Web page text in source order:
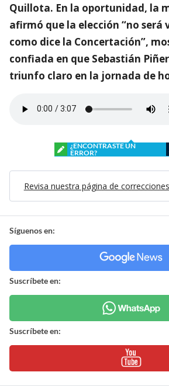
Quillota. En la oportunidad, la
afirmó que la elección “no será
como dice la Concertación”,
confiada en que Sebastián
triunfo claro en la jornada de
¿ENCONTRASTE UN
ERROR?
Revisa nuestra página de correcciones
Síguenos en:
Suscríbete en:
Suscríbete en: